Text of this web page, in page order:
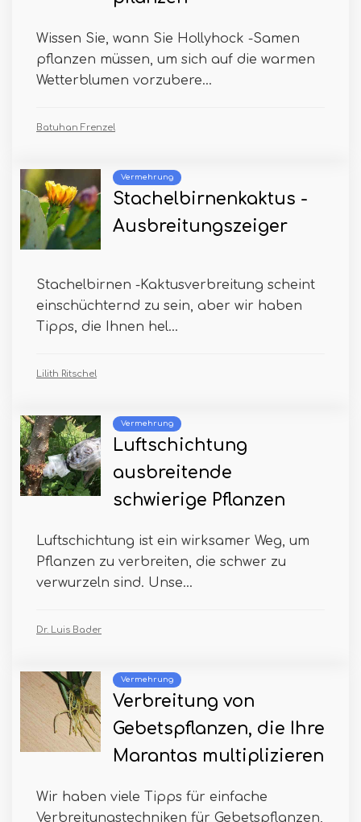
Wissen Sie, wann Sie Hollyhock -Samen
pflanzen müssen, um sich auf die warmen
Wetterblumen vorzubere...
Batuhan Frenzel
Vermehrung
Stachelbirnenkaktus -
Ausbreitungszeiger
Stachelbirnen -Kaktusverbreitung scheint
einschüchternd zu sein, aber wir haben
Tipps, die Ihnen hel...
Lilith Ritschel
Vermehrung
Luftschichtung
ausbreitende
schwierige Pflanzen
Luftschichtung ist ein wirksamer Weg, um
Pflanzen zu verbreiten, die schwer zu
verwurzeln sind. Unse...
Dr. Luis Bader
Vermehrung
Verbreitung von
Gebetspflanzen, die Ihre
Marantas multiplizieren
Wir haben viele Tipps für einfache
Verbreitungstechniken für Gebetspflanzen,